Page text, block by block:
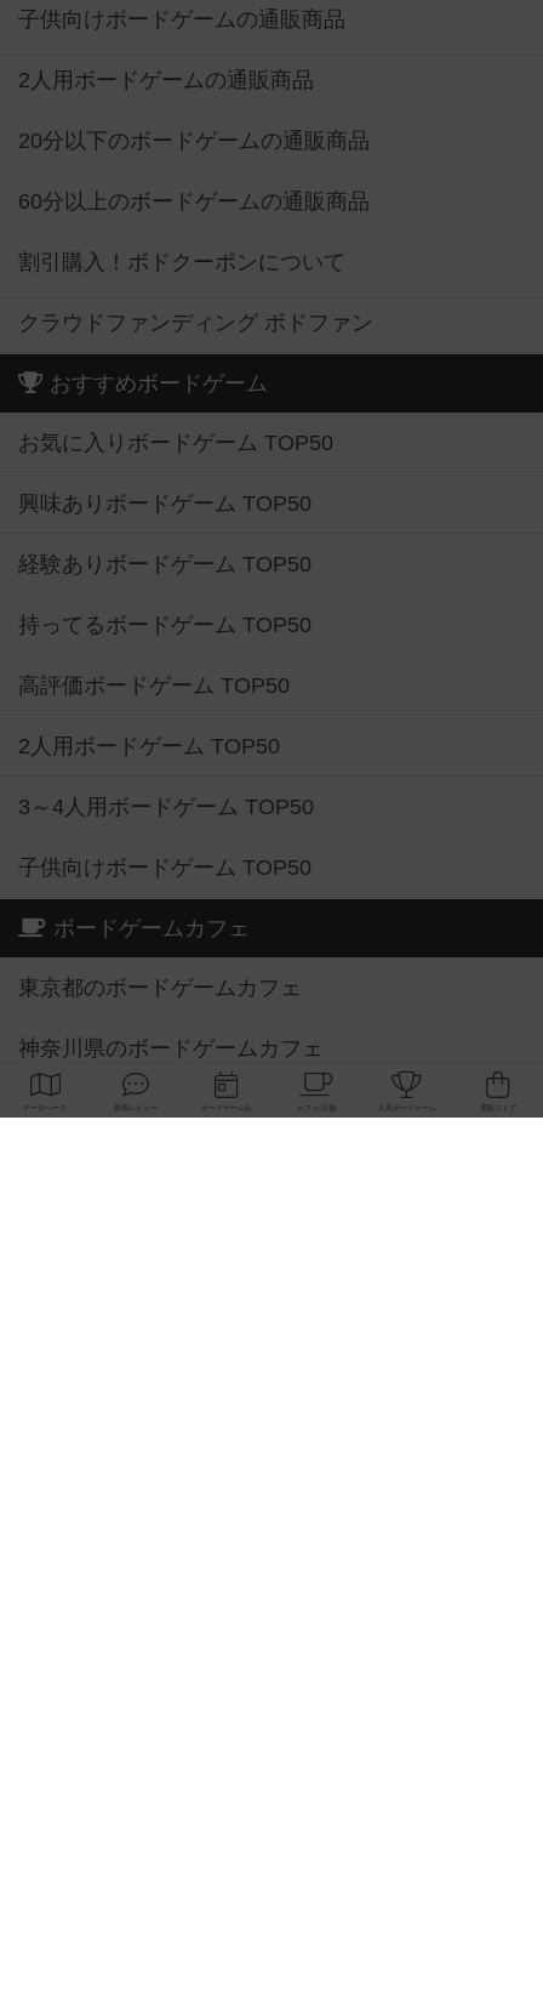
子供向けボードゲームの通販商品
2人用ボードゲームの通販商品
20分以下のボードゲームの通販商品
60分以上のボードゲームの通販商品
割引購入！ボドクーポンについて
クラウドファンディング ボドファン
おすすめボードゲーム
お気に入りボードゲーム TOP50
興味ありボードゲーム TOP50
経験ありボードゲーム TOP50
持ってるボードゲーム TOP50
高評価ボードゲーム TOP50
2人用ボードゲーム TOP50
3～4人用ボードゲーム TOP50
子供向けボードゲーム TOP50
ボードゲームカフェ
東京都のボードゲームカフェ
神奈川県のボードゲームカフェ
大阪府のボードゲームカフェ